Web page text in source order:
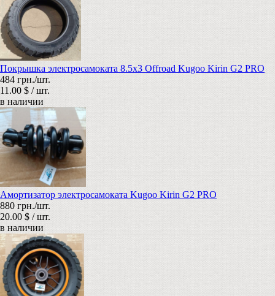
Покрышка электросамоката 8.5x3 Offroad Kugoo Kirin G2 PRO
484 грн./шт.
11.00 $ / шт.
в наличии
Амортизатор электросамоката Kugoo Kirin G2 PRO
880 грн./шт.
20.00 $ / шт.
в наличии